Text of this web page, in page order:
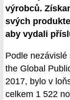
výrobců.
svých
aby vydali
Podle
the Global
2017, bylo v
celkem 1 522